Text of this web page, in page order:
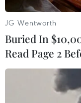
JG Wentworth
Buried In
Read Page 2